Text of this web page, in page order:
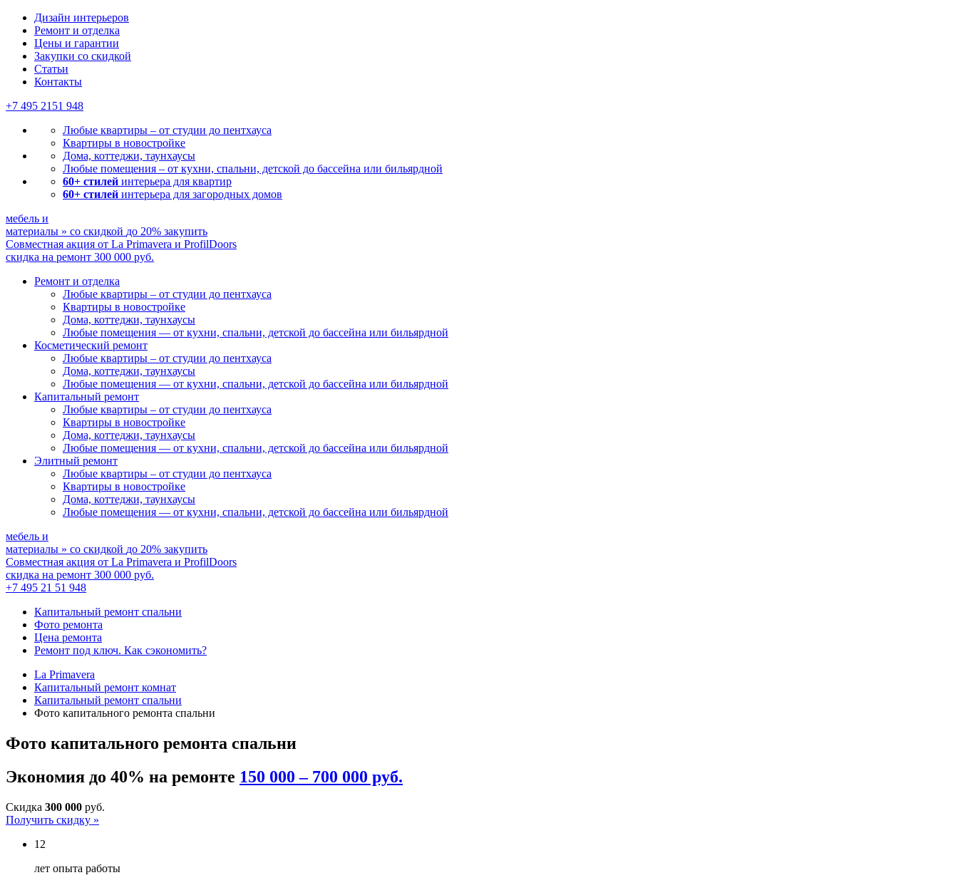
Дизайн интерьеров
Ремонт и отделка
Цены и гарантии
Закупки со скидкой
Статьи
Контакты
+7 495 2151 948
Любые квартиры – от студии до пентхауса
Квартиры в новостройке
Дома, коттеджи, таунхаусы
Любые помещения – от кухни, спальни, детской до бассейна или бильярдной
60+ стилей интерьера для квартир
60+ стилей интерьера для загородных домов
мебель и
материалы » со скидкой до 20% закупить
Совместная акция от La Primavera и ProfilDoors
скидка на ремонт 300 000 руб.
Ремонт и отделка
Любые квартиры – от студии до пентхауса
Квартиры в новостройке
Дома, коттеджи, таунхаусы
Любые помещения — от кухни, спальни, детской до бассейна или бильярдной
Косметический ремонт
Любые квартиры – от студии до пентхауса
Дома, коттеджи, таунхаусы
Любые помещения — от кухни, спальни, детской до бассейна или бильярдной
Капитальный ремонт
Любые квартиры – от студии до пентхауса
Квартиры в новостройке
Дома, коттеджи, таунхаусы
Любые помещения — от кухни, спальни, детской до бассейна или бильярдной
Элитный ремонт
Любые квартиры – от студии до пентхауса
Квартиры в новостройке
Дома, коттеджи, таунхаусы
Любые помещения — от кухни, спальни, детской до бассейна или бильярдной
мебель и
материалы » со скидкой до 20% закупить
Совместная акция от La Primavera и ProfilDoors
скидка на ремонт 300 000 руб.
+7 495 21 51 948
Капитальный ремонт спальни
Фото ремонта
Цена ремонта
Ремонт под ключ. Как сэкономить?
La Primavera
Капитальный ремонт комнат
Капитальный ремонт спальни
Фото капитального ремонта спальни
Фото капитального ремонта спальни
Экономия до 40% на ремонте 150 000 – 700 000 руб.
Скидка 300 000 руб.
Получить скидку »
12
лет опыта работы